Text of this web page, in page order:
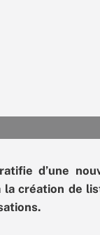
d’une
la création de